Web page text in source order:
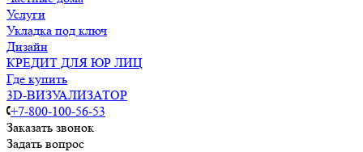
Услуги
Укладка под ключ
Дизайн
КРЕДИТ ДЛЯ ЮР ЛИЦ
Где купить
3D-ВИЗУАЛИЗАТОР
+7-800-100-56-53
Заказать звонок
Задать вопрос